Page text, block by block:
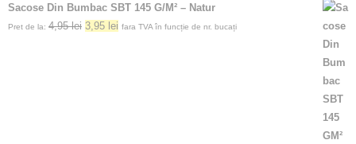
Sacose Din Bumbac SBT 145 G/M² – Natur
Pret de la: 4,95lei 3,95 lei fara TVA în funcție de nr. bucați